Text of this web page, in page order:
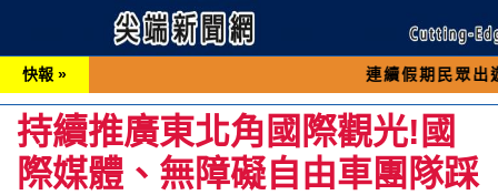
快報 » 連續假期民眾出遊可先撥打
持續推廣東北角國際觀光!國
際媒體、無障礙自由車團隊踩